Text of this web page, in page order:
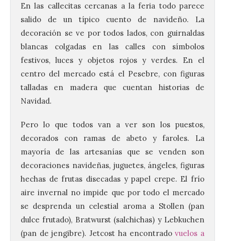
En las callecitas cercanas a la feria todo parece
salido de un típico cuento de navideño. La
decoración se ve por todos lados, con guirnaldas
blancas colgadas en las calles con símbolos
festivos, luces y objetos rojos y verdes. En el
centro del mercado está el Pesebre, con figuras
talladas en madera que cuentan historias de
Navidad.
Pero lo que todos van a ver son los puestos,
decorados con ramas de abeto y faroles. La
mayoría de las artesanías que se venden son
decoraciones navideñas, juguetes, ángeles, figuras
hechas de frutas disecadas y papel crepe. El frío
aire invernal no impide que por todo el mercado
se desprenda un celestial aroma a Stollen (pan
dulce frutado), Bratwurst (salchichas) y Lebkuchen
(pan de jengibre). Jetcost ha encontradovuelos a